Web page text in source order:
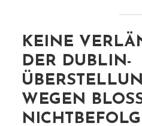
KEINE
DER DUBLIN-
WEGEN